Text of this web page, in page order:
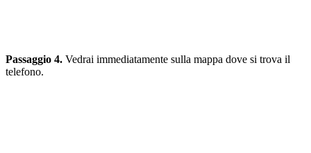
Passaggio 4. Vedrai immediatamente sulla mappa dove si trova il
telefono.